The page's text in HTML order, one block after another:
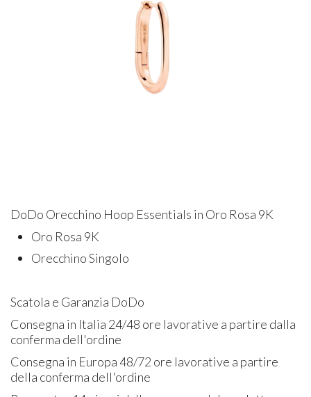
DoDo Orecchino Hoop Essentials in Oro Rosa 9K
Oro Rosa 9K
Orecchino Singolo
Scatola e Garanzia DoDo
Consegna in Italia 24/48 ore lavorative a partire dalla
conferma dell'ordine
Consegna in Europa 48/72 ore lavorative a partire
della conferma dell'ordine